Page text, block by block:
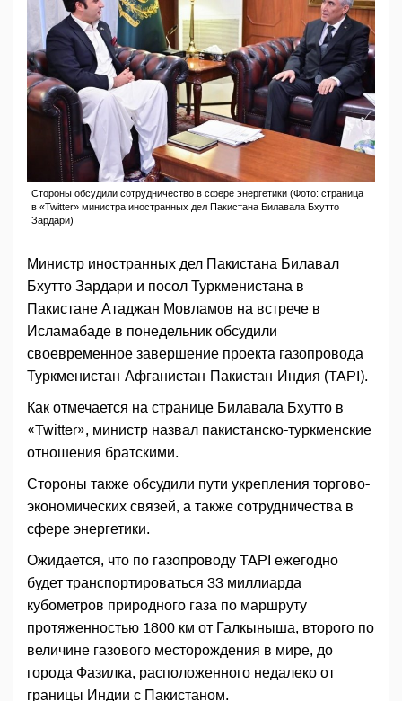
Стороны обсудили сотрудничество в сфере энергетики (Фото: страница
в «Twitter» министра иностранных дел Пакистана Билавала Бхутто
Зардари)
Министр иностранных дел Пакистана Билавал
Бхутто Зардари и посол Туркменистана в
Пакистане Атаджан Мовламов на встрече в
Исламабаде в понедельник обсудили
своевременное завершение проекта газопровода
Туркменистан-Афганистан-Пакистан-Индия (TAPI).
Как отмечается на странице Билавала Бхутто в
«Twitter», министр назвал пакистанско-туркменские
отношения братскими.
Стороны также обсудили пути укрепления торгово-
экономических связей, а также сотрудничества в
сфере энергетики.
Ожидается, что по газопроводу TAPI ежегодно
будет транспортироваться 33 миллиарда
кубометров природного газа по маршруту
протяженностью 1800 км от Галкыныша, второго по
величине газового месторождения в мире, до
города Фазилка, расположенного недалеко от
границы Индии с Пакистаном.